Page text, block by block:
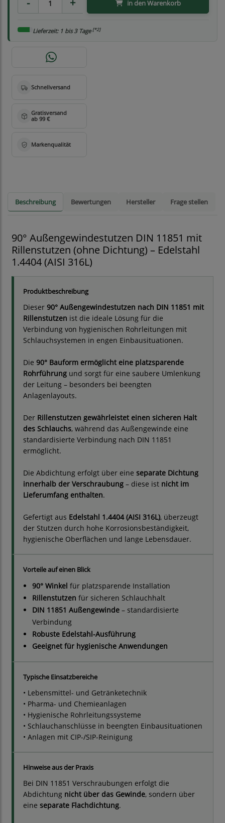
in den Warenkorb
Lieferzeit: 1 bis 3 Tage[*2]
Beschreibung Bewertungen Hersteller Frage stellen
90° Außengewindestutzen DIN 11851 mit
Rillenstutzen (ohne Dichtung) – Edelstahl
1.4404 (AISI 316L)
Produktbeschreibung
Dieser 90° Außengewindestutzen nach DIN 11851 mit
Rillenstutzen ist die ideale Lösung für die
Verbindung von hygienischen Rohrleitungen mit
Schlauchsystemen in engen Einbausituationen.
Die 90° Bauform ermöglicht eine platzsparende
Rohrführung und sorgt für eine saubere Umlenkung
der Leitung – besonders bei beengten
Anlagenlayouts.
Der Rillenstutzen gewährleistet einen sicheren Halt
des Schlauchs, während das Außengewinde eine
standardisierte Verbindung nach DIN 11851
ermöglicht.
Die Abdichtung erfolgt über eine separate Dichtung
innerhalb der Verschraubung – diese ist nicht im
Lieferumfang enthalten.
Gefertigt aus Edelstahl 1.4404 (AISI 316L), überzeugt
der Stutzen durch hohe Korrosionsbeständigkeit,
hygienische Oberflächen und lange Lebensdauer.
Vorteile auf einen Blick
90° Winkel für platzsparende Installation
Rillenstutzen für sicheren Schlauchhalt
DIN 11851 Außengewinde – standardisierte
Verbindung
Robuste Edelstahl-Ausführung
Geeignet für hygienische Anwendungen
Typische Einsatzbereiche
• Lebensmittel- und Getränketechnik
• Pharma- und Chemieanlagen
• Hygienische Rohrleitungssysteme
• Schlauchanschlüsse in beengten Einbausituationen
• Anlagen mit CIP-/SIP-Reinigung
Hinweise aus der Praxis
Bei DIN 11851 Verschraubungen erfolgt die
Abdichtung nicht über das Gewinde, sondern über
eine separate Flachdichtung.